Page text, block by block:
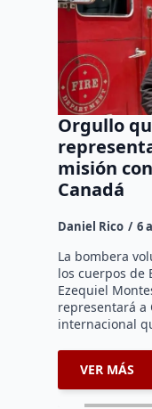
Orgullo
misión
Canadá
Daniel Rico 6
La bombera
los cuerpos de
Ezequiel
representará a
internacional
VER MÁS